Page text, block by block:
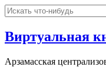
Виртуальная
Арзамасская